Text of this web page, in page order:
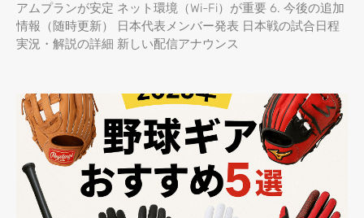
アムプランが安定 ネット環境（Wi-Fi）が重要 6. 今後の追加
情報（随時更新） 日本代表メンバー発表 日本戦の試合日程
実況・解説の詳細 新しい配信アナウンス